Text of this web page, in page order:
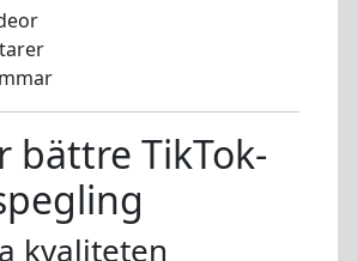
bättre TikTok-
kvaliteten